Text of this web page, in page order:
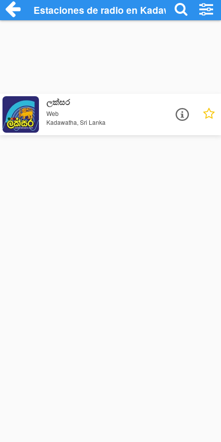
Estaciones de radio en Kadawatha -
ලක්සර
Web
Kadawatha, Sri Lanka